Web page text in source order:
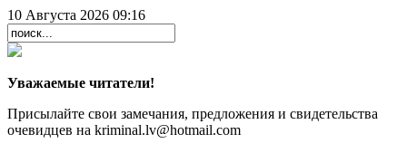
10 Августа 2026 09:16
Уважаемые читатели!
Присылайте свои замечания, предложения и свидетельства
очевидцев на kriminal.lv@hotmail.com